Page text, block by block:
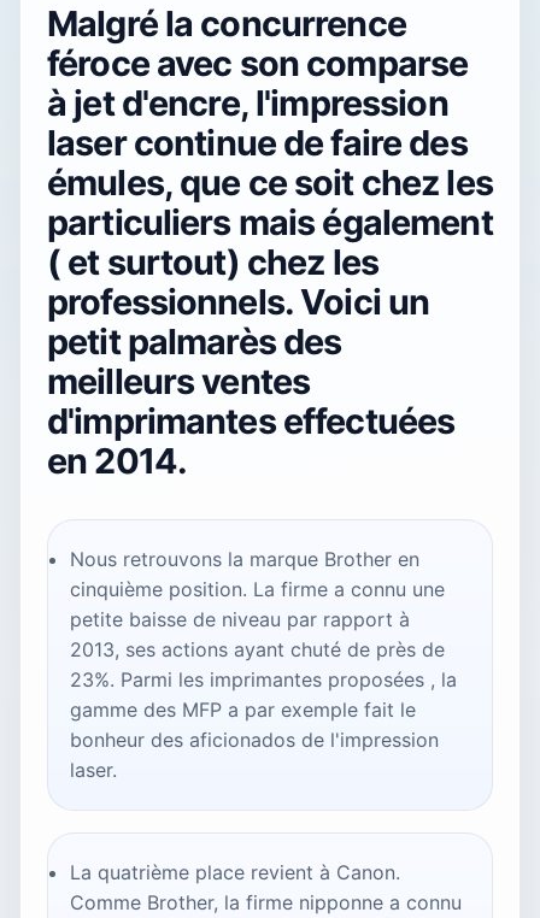
Malgré la concurrence
féroce avec son comparse
à jet d'encre, l'impression
lasercontinue de faire des
émules, que ce soit chez les
particuliers mais également
( et surtout) chez les
professionnels. Voici un
petit palmarès des
meilleurs ventes
d'imprimantes effectuées
en 2014.
Nous retrouvons la marque Brother en
cinquième position. La firme a connu une
petite baisse de niveau par rapport à
2013, ses actions ayant chuté de près de
23%. Parmi les imprimantes proposées , la
gamme des MFP a par exemple fait le
bonheur des aficionados de l'impression
laser.
La quatrième place revient à Canon.
Comme Brother, la firme nipponne a connu